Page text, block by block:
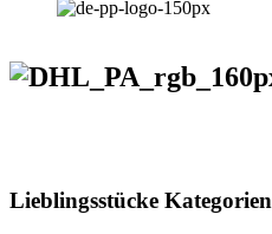
Lieblingsstücke Kategorien